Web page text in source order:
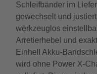
Schleifbänder im
gewechselt und
werkzeuglos
Arretierhebel und
Einhell Akku-
wird ohne Power X-